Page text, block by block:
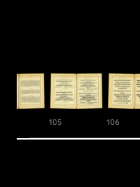
105 106